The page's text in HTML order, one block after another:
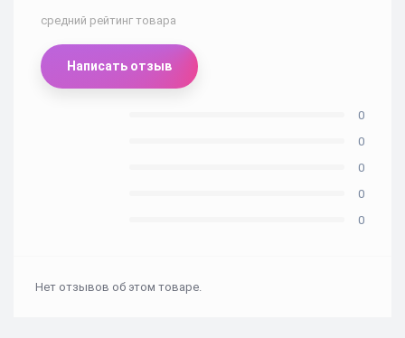
средний рейтинг товара
Написать отзыв
0
0
0
0
0
Нет отзывов об этом товаре.